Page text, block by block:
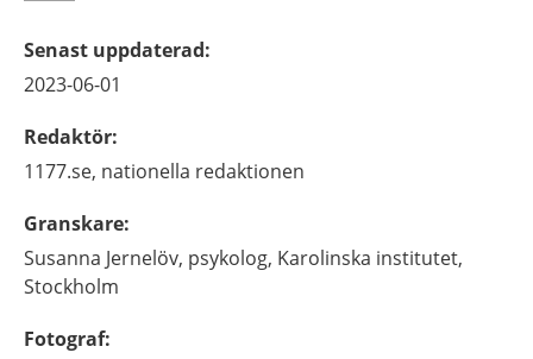
Senast uppdaterad:
2023-06-01
Redaktör:
1177.se, nationella redaktionen
Granskare:
Susanna Jernelöv, psykolog, Karolinska institutet,
Stockholm
Fotograf: